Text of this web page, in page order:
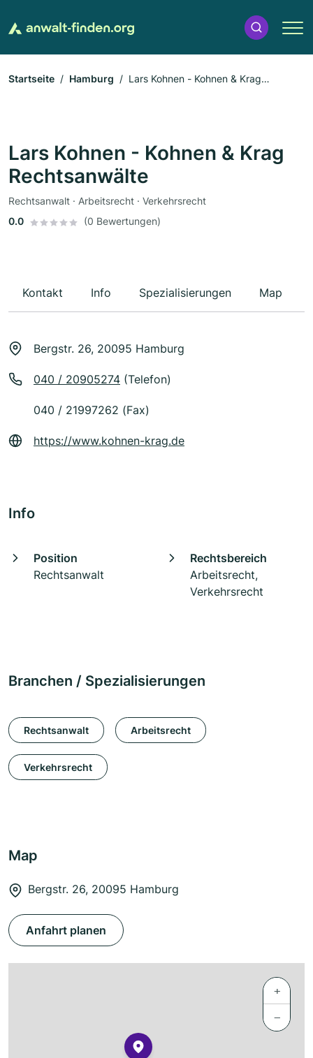
Startseite Hamburg
Lars Kohnen - Kohnen & Krag
Lars Kohnen - Kohnen & Krag
Rechtsanwälte
Rechtsanwalt · Arbeitsrecht · Verkehrsrecht
0.0
(0 Bewertungen)
Kontakt Info Spezialisierungen Map
Bergstr. 26, 20095 Hamburg
040 / 20905274 (Telefon)
040 / 21997262 (Fax)
https://www.kohnen-krag.de
Info
Position
Rechtsanwalt
Rechtsbereich
Arbeitsrecht,
Verkehrsrecht
Branchen / Spezialisierungen
Rechtsanwalt Arbeitsrecht
Verkehrsrecht
Map
Bergstr. 26, 20095 Hamburg
Anfahrt planen
+
−